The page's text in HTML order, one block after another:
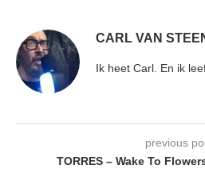
CARL VAN
Ik heet Carl. En ik
previous
TORRES – Wake To